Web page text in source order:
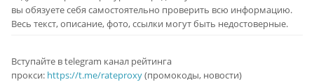
вы обязуете себя самостоятельно проверить всю информацию.
Весь текст, описание, фото, ссылки могут быть недостоверные.
Вступайте в telegram канал рейтинга
прокси: https://t.me/rateproxy(промокоды, новости)